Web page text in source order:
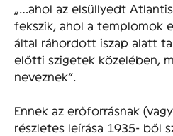
„…ahol az elsüllyedt
fekszik, ahol a templomok
által ráhordott iszap alatt
előtti szigetek közelében,
neveznek”.
Ennek az erőforrásnak
részletes leírása 1935- ből